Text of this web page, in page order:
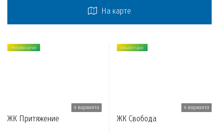
На карте
РЕКОМЕНДУЕМ
4 варианта
ЖК Притяжение
ОБЪЕКТ СДАН
4 варианта
ЖК Свобода